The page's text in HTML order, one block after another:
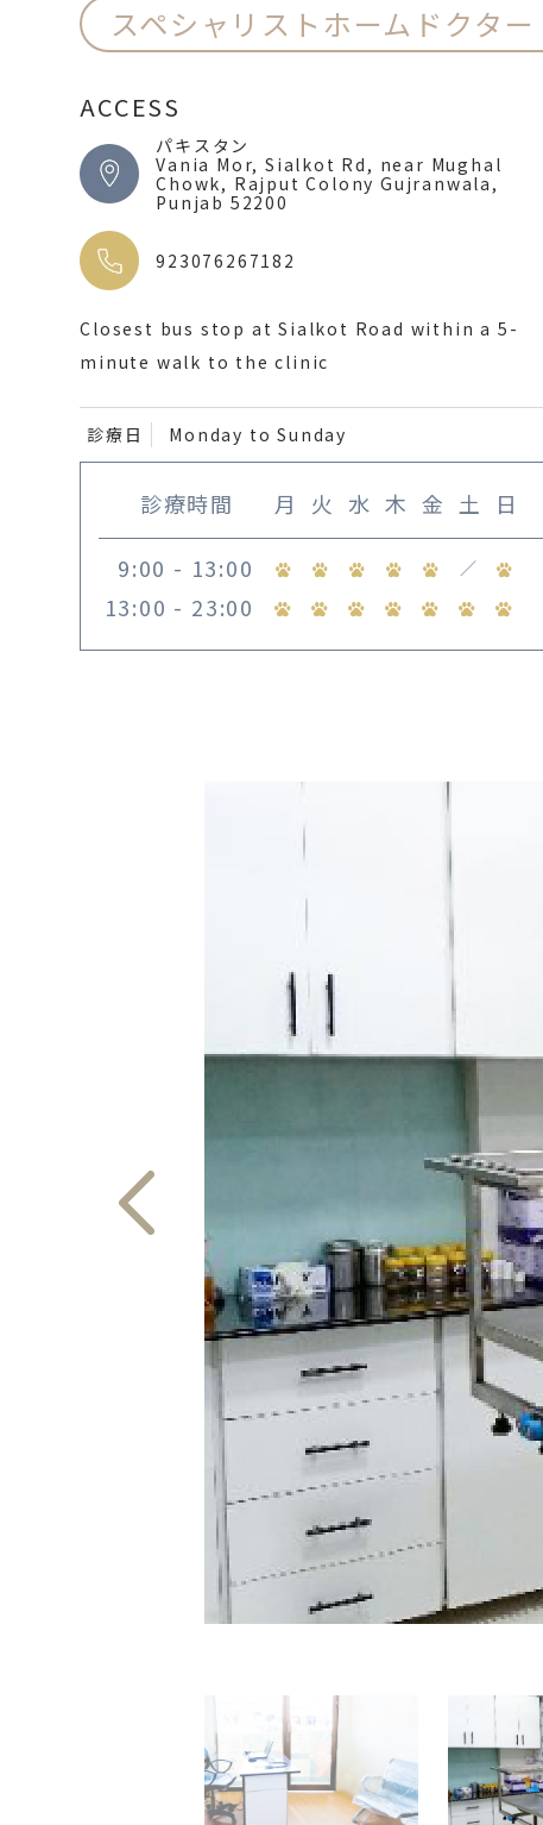
スペシャリストホームドクター
ACCESS
パキスタン
Vania Mor, Sialkot Rd, near Mughal
Chowk, Rajput Colony Gujranwala,
Punjab 52200
923076267182
Closest bus stop at Sialkot Road within a 5-
minute walk to the clinic
診療日 Monday to Sunday
診療時間 月 火 水 木 金 土 日
9:00 - 13:00 ／
13:00 - 23:00